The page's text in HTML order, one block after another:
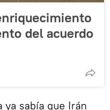
del acuerdo
sabía que Irán